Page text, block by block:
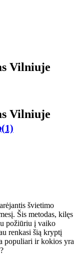
Vilniuje
Vilniuje
(1)
švietimo
Šis metodas, kilęs
požiūriu į vaiko
renkasi šią kryptį
populiari ir kokios yra